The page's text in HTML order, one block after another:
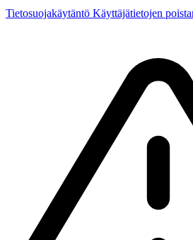
Tietosuojakäytäntö Käyttäjätietojen